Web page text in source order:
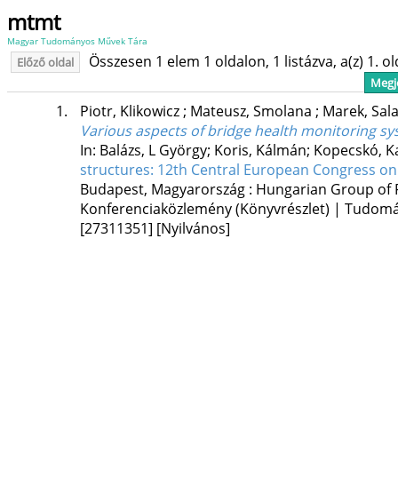
mtmt
Magyar Tudományos Művek Tára
Előző oldal Összesen 1 elem 1 oldalon, 1 listázva, a(z) 1.
1. Piotr, Klikowicz; Mateusz, Smolana ; Marek,
Various aspects of bridge health monitoring
In: Balázs, L György; Koris, Kálmán; Kopecskó,
structures: 12th Central European Congress
Budapest, Magyarország : Hungarian Group of
Konferenciaközlemény (Könyvrészlet) |
[27311351] [Nyilvános]